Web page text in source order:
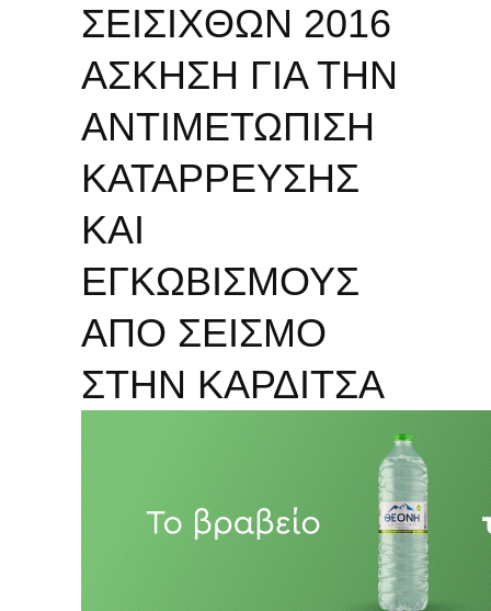
ΣΕΙΣΙΧΘΩΝ 2016
ΑΣΚΗΣΗ ΓΙΑ ΤΗΝ
ΑΝΤΙΜΕΤΩΠΙΣΗ
ΚΑΤΑΡΡΕΥΣΗΣ
ΚΑΙ
ΕΓΚΩΒΙΣΜΟΥΣ
ΑΠΟ ΣΕΙΣΜΟ
ΣΤΗΝ ΚΑΡΔΙΤΣΑ